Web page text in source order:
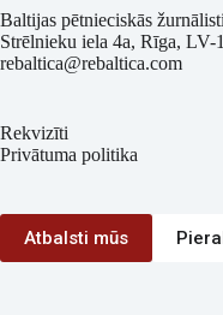
Baltijas pētnieciskās
Strēlnieku iela 4a, Rīga, LV-
rebaltica@rebaltica.com
Rekvizīti
Privātuma politika
Atbalsti mūs